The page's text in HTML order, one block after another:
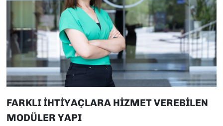
FARKLI İHTİYAÇLARA HİZMET VEREBİLEN
MODÜLER YAPI